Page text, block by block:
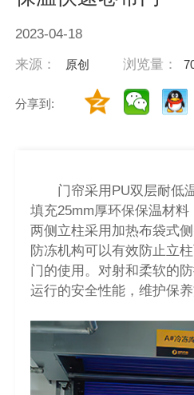
2023-04-18
来源： 原创 浏览量：
分享到:
门帘采用PU双层耐低温
填充25mm厚环保保温材料
两侧立柱采用加热布袋式
防冻机构可以有效防止立
门的使用。对射和柔软的
运行的安全性能，维护保养